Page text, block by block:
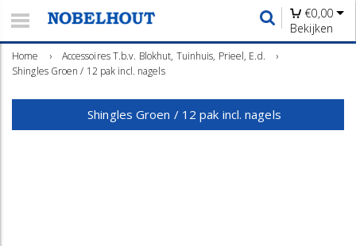
€0,00
Bekijken
Home › Accessoires T.b.v. Blokhut, Tuinhuis, Prieel, E.d.
›
Shingles Groen / 12 pak incl. nagels
Shingles Groen / 12 pak incl. nagels